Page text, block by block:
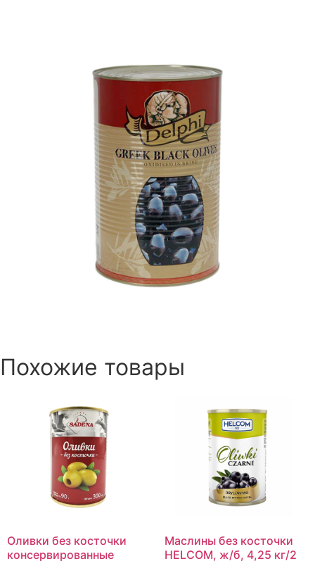
Похожие товары
Оливки без косточки
консервированные
Маслины без косточки
HELCOM, ж/б, 4,25 кг/2